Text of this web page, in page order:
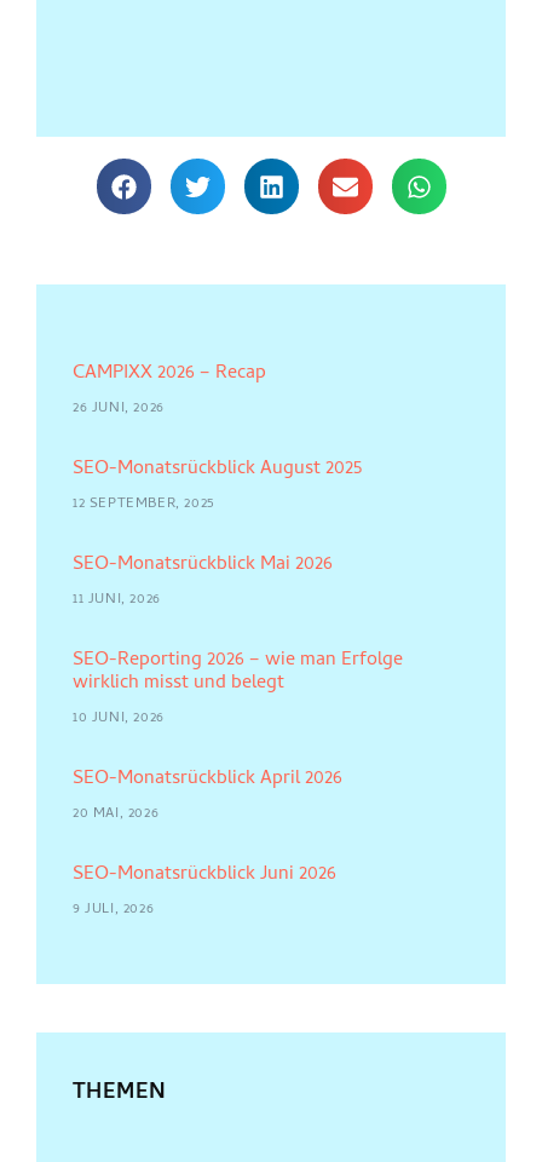
CAMPIXX 2026 – Recap
26 JUNI, 2026
SEO-Monatsrückblick August 2025
12 SEPTEMBER, 2025
SEO-Monatsrückblick Mai 2026
11 JUNI, 2026
SEO-Reporting 2026 – wie man Erfolge
wirklich misst und belegt
10 JUNI, 2026
SEO-Monatsrückblick April 2026
20 MAI, 2026
SEO-Monatsrückblick Juni 2026
9 JULI, 2026
THEMEN